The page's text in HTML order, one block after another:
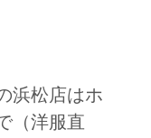
浜松店はホ
（洋服直